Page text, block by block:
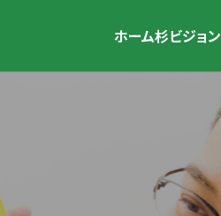
ホーム杉ビジョン